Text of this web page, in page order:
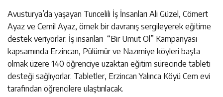
Avusturya’da yaşayan Tuncelili İş İnsanları Ali Güzel, Cömert
Ayaz ve Cemil Ayaz, örnek bir davranış sergileyerek eğitime
destek veriyorlar. İş insanları “Bir Umut Ol” Kampanyası
kapsamında Erzincan, Pülümür ve Nazımiye köyleri başta
olmak üzere 140 öğrenciye uzaktan eğitim sürecinde tableti
desteği sağlıyorlar. Tabletler, Erzincan Yalınca Köyü Cem evi
tarafından öğrencilere ulaştırılacak.